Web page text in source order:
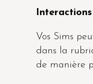
Vos Sims
dans la
de manière